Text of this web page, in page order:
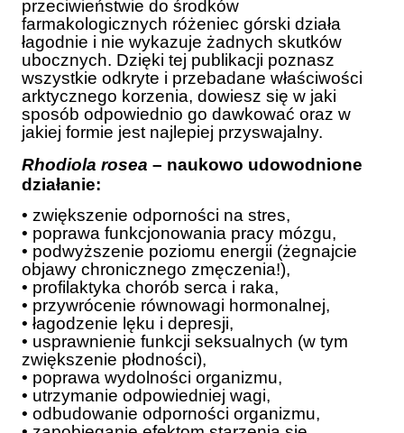
przeciwieństwie do środków
farmakologicznych różeniec górski działa
łagodnie i nie wykazuje żadnych skutków
ubocznych. Dzięki tej publikacji poznasz
wszystkie odkryte i przebadane właściwości
arktycznego korzenia, dowiesz się w jaki
sposób odpowiednio go dawkować oraz w
jakiej formie jest najlepiej przyswajalny.
Rhodiola rosea – naukowo udowodnione
działanie:
• zwiększenie odporności na stres,
• poprawa funkcjonowania pracy mózgu,
• podwyższenie poziomu energii (żegnajcie
objawy chronicznego zmęczenia!),
• profilaktyka chorób serca i raka,
• przywrócenie równowagi hormonalnej,
• łagodzenie lęku i depresji,
• usprawnienie funkcji seksualnych (w tym
zwiększenie płodności),
• poprawa wydolności organizmu,
• utrzymanie odpowiedniej wagi,
• odbudowanie odporności organizmu,